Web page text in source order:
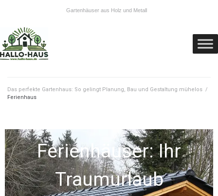
Gartenhäuser aus Holz und Metall
Das perfekte Gartenhaus: So gelingt Planung, Bau und Gestaltung mühelos /
Ferienhaus
Ferienhäuser: Ihr
Traumurlaub